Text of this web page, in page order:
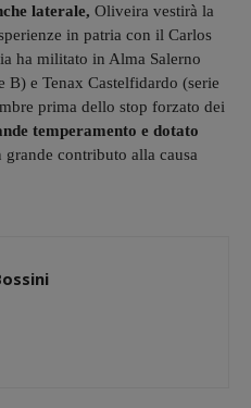
laterale, Oliveira vestirà la
in patria con il Carlos
ha militato in Alma Salerno
B) e Tenax Castelfidardo (serie
prima dello stop forzato dei
temperamento e dotato
grande contributo alla causa